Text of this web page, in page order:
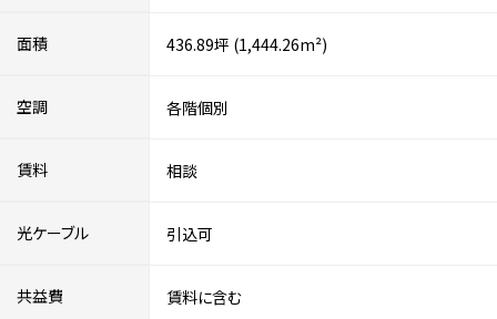
面積 436.89坪 (1,444.26m²)
空調 各階個別
賃料 相談
光ケーブル 引込可
共益費 賃料に含む